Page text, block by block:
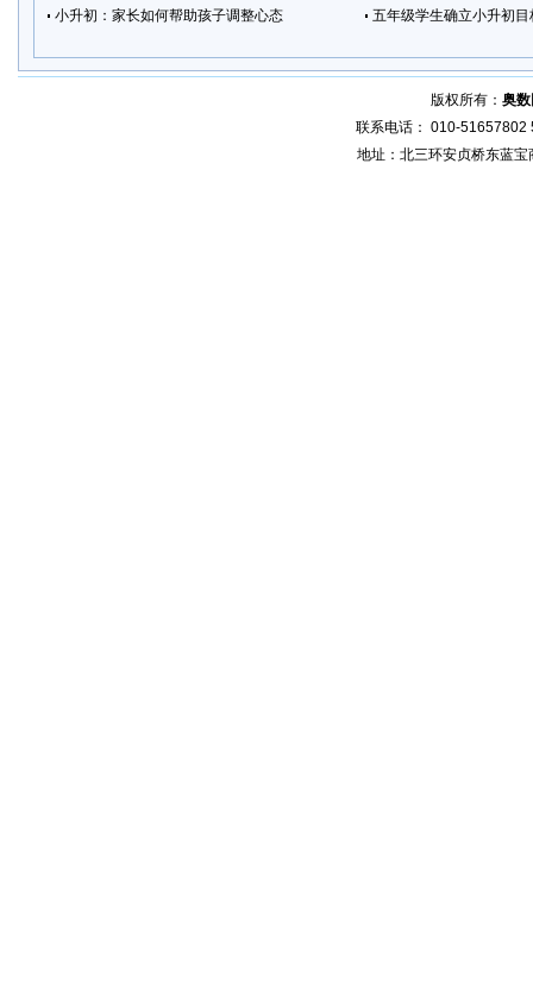
小升初：家长如何帮助孩子调整心态
五年级学生确立小升初
版权所有： 奥数
联系电话： 010-
地址：北三环安贞桥东蓝